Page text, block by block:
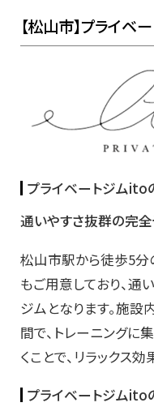
【松山市】プライベ
プライベートジムito
通いやすさ抜群の完
松山市駅から徒歩5分
もご用意しており、通
ジムとなります。施設
間で、トレーニングに
くことで、リラックス
プライベートジムito